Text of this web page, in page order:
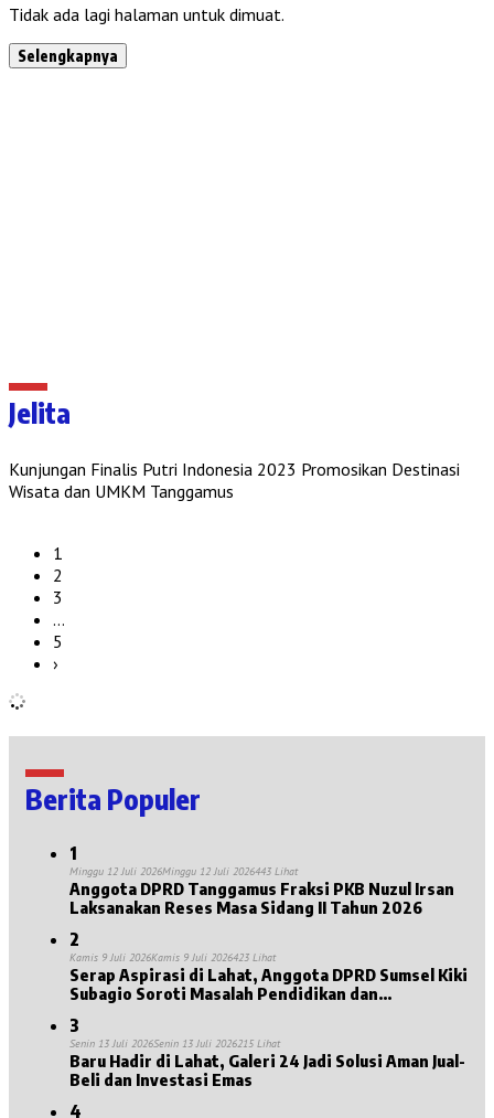
Tidak ada lagi halaman untuk dimuat.
Selengkapnya
Jelita
Kunjungan Finalis Putri Indonesia 2023 Promosikan Destinasi
Wisata dan UMKM Tanggamus
1
2
3
…
5
›
Berita Populer
1
Minggu 12 Juli 2026Minggu 12 Juli 2026443 Lihat
Anggota DPRD Tanggamus Fraksi PKB Nuzul Irsan
Laksanakan Reses Masa Sidang II Tahun 2026
2
Kamis 9 Juli 2026Kamis 9 Juli 2026423 Lihat
Serap Aspirasi di Lahat, Anggota DPRD Sumsel Kiki
Subagio Soroti Masalah Pendidikan dan
3
Senin 13 Juli 2026Senin 13 Juli 2026215 Lihat
Baru Hadir di Lahat, Galeri 24 Jadi Solusi Aman Jual-
Beli dan Investasi Emas
4